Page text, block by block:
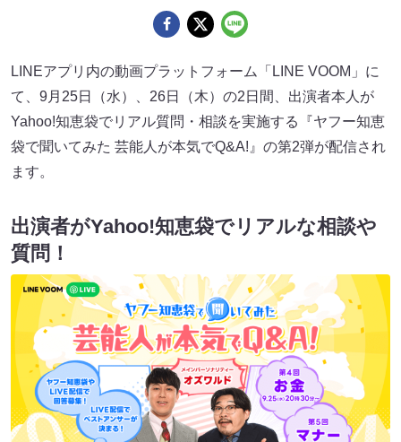
LINEアプリ内の動画プラットフォーム「LINE VOOM」に
て、9月25日（水）、26日（木）の2日間、出演者本人が
Yahoo!知恵袋でリアル質問・相談を実施する『ヤフー知恵
袋で聞いてみた 芸能人が本気でQ&A!』の第2弾が配信され
ます。
出演者がYahoo!知恵袋でリアルな相談や
質問！